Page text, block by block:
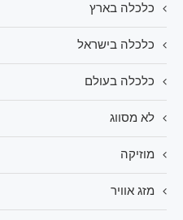
כלכלה בארץ
כלכלה בישראל
כלכלה בעולם
לא מסווג
מוזיקה
מזג אוויר